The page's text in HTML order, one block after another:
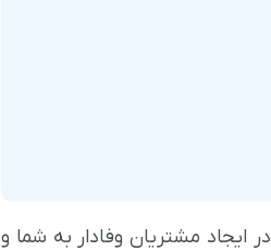
ایجاد مشتریان وفادار به شما و